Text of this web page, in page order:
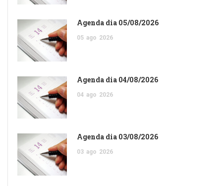
Agenda dia 05/08/2026
05 ago 2026
Agenda dia 04/08/2026
04 ago 2026
Agenda dia 03/08/2026
03 ago 2026